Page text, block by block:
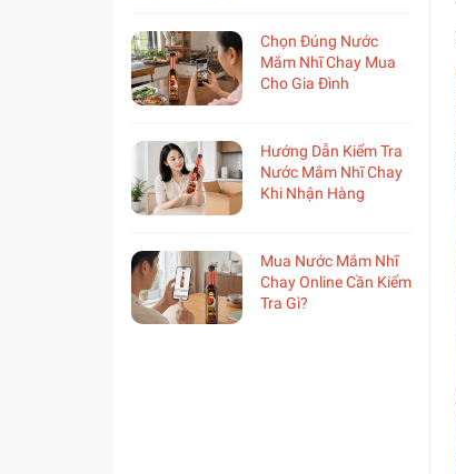
Chọn Đúng Nước
Mắm Nhĩ Chay Mua
Cho Gia Đình
Hướng Dẫn Kiểm Tra
Nước Mắm Nhĩ Chay
Khi Nhận Hàng
Mua Nước Mắm Nhĩ
Chay Online Cần Kiểm
Tra Gì?